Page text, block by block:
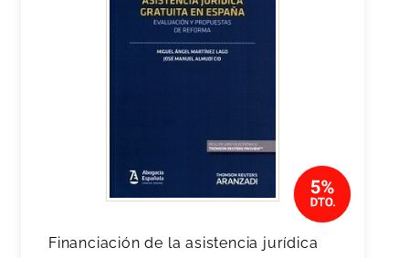
Financiación de la asistencia jurídica